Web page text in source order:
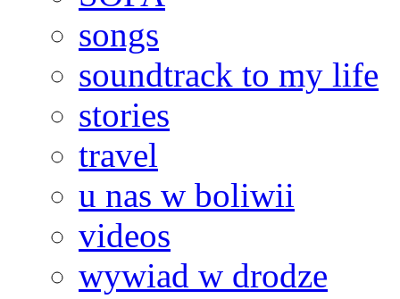
songs
soundtrack to my life
stories
travel
u nas w boliwii
videos
wywiad w drodze